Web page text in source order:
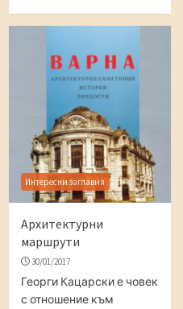
Интересни заглавия
Архитектурни
маршрути
30/01/2017
Георги Кацарски е човек
с отношение към